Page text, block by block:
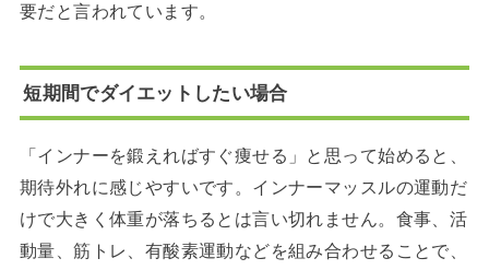
要だと言われています。
短期間でダイエットしたい場合
「インナーを鍛えればすぐ痩せる」と思って始めると、
期待外れに感じやすいです。インナーマッスルの運動だ
けで大きく体重が落ちるとは言い切れません。食事、活
動量、筋トレ、有酸素運動などを組み合わせることで、